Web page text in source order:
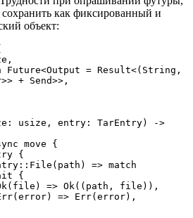
сохранить как фиксированный и
объект:
+ Send>>,
async move {
entry {
{
Ok(file) => Ok((path, file)),
Err(error) => Err(error),